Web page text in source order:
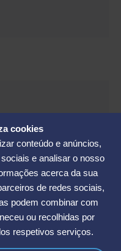
cookies
conteúdo e anúncios,
e analisar o nosso
acerca da sua
de redes sociais,
podem combinar com
ou recolhidas por
respetivos serviços.
| Telefones: (48) 3234-2986
mail:elase@elase.com.br
da Lagoa - Florianópolis |